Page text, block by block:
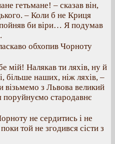
гетьмане! – сказав він,
– Коли б не Криця
пойняв би віри… Я подумав
обхопив Чорноту
мій! Налякав ти ляхів, ну й
більше наших, ніж ляхів, –
з Львова великий
поруйнуємо стародавнє
не сердитись і не
той не згодився сісти з